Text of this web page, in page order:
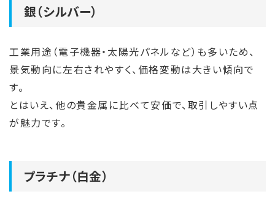
銀（シルバー）
工業用途（電子機器・太陽光パネルなど）も多いため、
景気動向に左右されやすく、価格変動は大きい傾向で
す。
とはいえ、他の貴金属に比べて安価で、取引しやすい点
が魅力です。
プラチナ（白金）